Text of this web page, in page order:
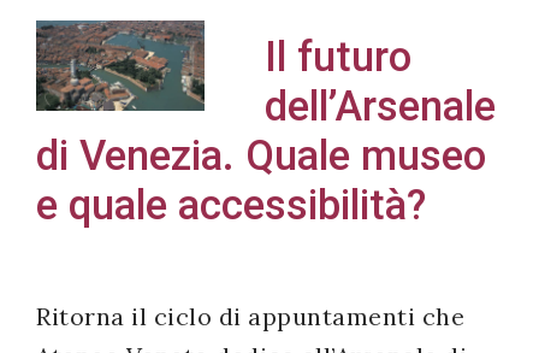
Il futuro
dell’Arsenale
di Venezia. Quale museo
e quale accessibilità?
Ritorna il ciclo di appuntamenti che
miei dati